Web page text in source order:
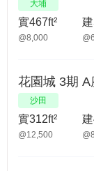
大埔
實467ft²
@8,000
沙田
花園城 3期
實312ft²
@12,500